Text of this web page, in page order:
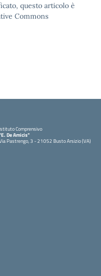
questo articolo è
Commons
Comprensivo
De Amicis"
Pastrengo, 3 - 21052 Busto Arsizio (VA)